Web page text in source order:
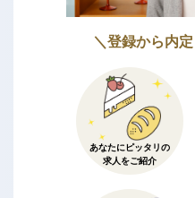
＼登録から内
あなたにピッタリの
求人をご紹介